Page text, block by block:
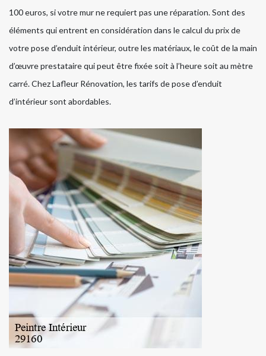
100 euros, si votre mur ne requiert pas une réparation. Sont des
éléments qui entrent en considération dans le calcul du prix de
votre pose d’enduit intérieur, outre les matériaux, le coût de la main
d’œuvre prestataire qui peut être fixée soit à l’heure soit au mètre
carré. Chez Lafleur Rénovation, les tarifs de pose d’enduit
d’intérieur sont abordables.